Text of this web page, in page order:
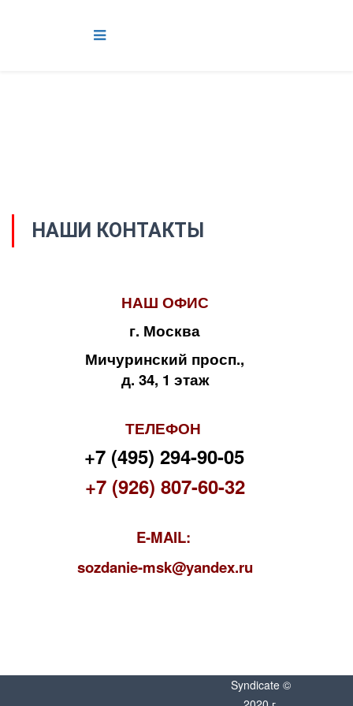
НАШИ КОНТАКТЫ
НАШ ОФИС
г. Москва
Мичуринский просп.,
д. 34, 1 этаж
ТЕЛЕФОН
+7 (495) 294-90-05
+7 (926) 807-60-32
E-MAIL:
sozdanie-msk@yandex.ru
Syndicate ©